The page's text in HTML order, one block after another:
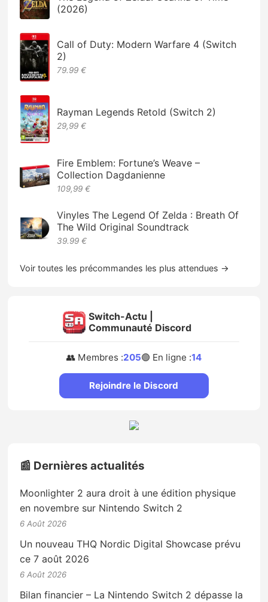
(2026)
Call of Duty: Modern Warfare 4 (Switch
2)
79.99 €
Rayman Legends Retold (Switch 2)
29,99 €
Fire Emblem: Fortune’s Weave –
Collection Dagdanienne
109,99 €
Vinyles The Legend Of Zelda : Breath Of
The Wild Original Soundtrack
39.99 €
Voir toutes les précommandes les plus attendues →
Switch-Actu |
Communauté Discord
👥 Membres :205🟢 En ligne :14
Rejoindre le Discord
📰 Dernières actualités
Moonlighter 2 aura droit à une édition physique
en novembre sur Nintendo Switch 2
6 Août 2026
Un nouveau THQ Nordic Digital Showcase prévu
ce 7 août 2026
6 Août 2026
Bilan financier – La Nintendo Switch 2 dépasse la